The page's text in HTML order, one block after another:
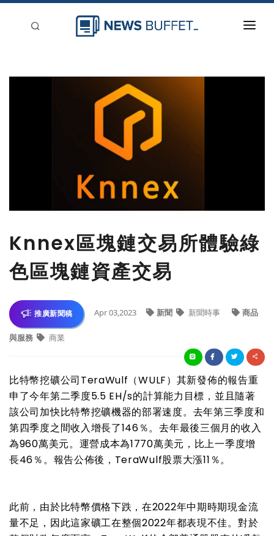
Knnex區塊鏈交易所體驗綠
色區塊鏈資產交易
推廣新聞稿 Apr 03,2023 新聞 新聞時事 商品
與服務 商業
比特幣挖礦公司TeraWulf（WULF）其新發佈的報告重
申了今年第二季度5.5 EH/s的計算能力目標，並且隨著
該公司加快比特幣挖礦機器的部署速度。去年第三季度和
第四季度之間收入增長了146％。去年最後三個月的收入
為960萬美元。運營成本為1770萬美元，比上一季度增
長46％。報告公佈後，TeraWulf股票大漲11％。
此前，由於比特幣價格下跌，在2022年中期時期現金流
量不足，因此這家礦工在整個2022年都表現不佳。對於